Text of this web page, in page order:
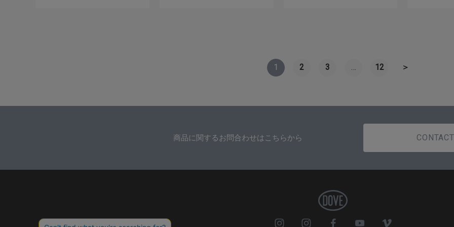
1 2 3 … 12 ＞
商品に関するお問合わせはこちらから